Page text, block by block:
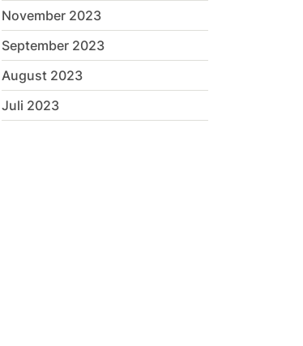
November 2023
September 2023
August 2023
Juli 2023